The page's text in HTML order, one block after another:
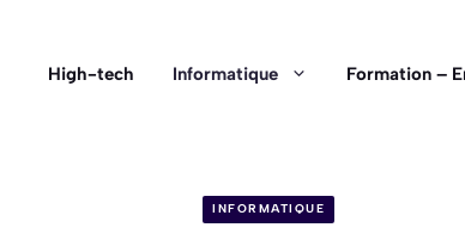
High-tech Informatique Formation –
INFORMATIQUE